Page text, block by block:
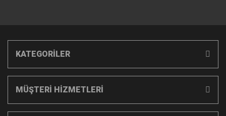
KATEGORİLER
MÜŞTERİ HİZMETLERİ